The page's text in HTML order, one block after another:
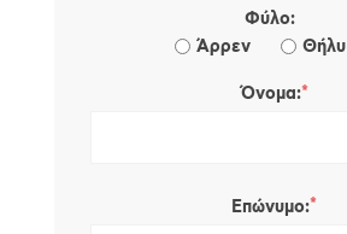
Φύλο:
Άρρεν
Θήλυ
Όνομα:*
Επώνυμο:*